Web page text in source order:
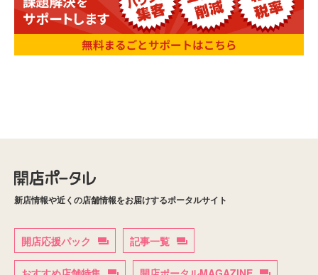
新店情報や近くの店舗情報をお届けするポータルサイト
開店応援パック 記事一覧